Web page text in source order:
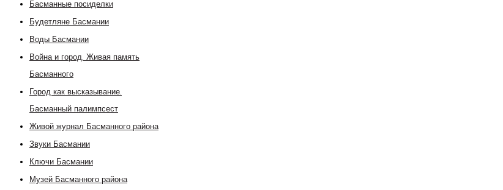
Басманные посиделки
Будетляне Басмании
Воды Басмании
Война и город. Живая память
Басманного
Город как высказывание.
Басманный палимпсест
Живой журнал Басманного района
Звуки Басмании
Ключи Басмании
Музей Басманного района